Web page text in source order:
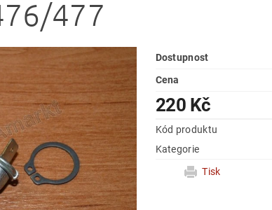
477
Dostupnost
Cena
220 Kč
Kód produktu
Kategorie
Tisk